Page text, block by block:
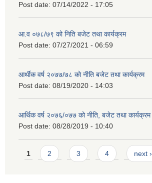
Post date: 07/14/2022 - 17:05
आ.व ०७८/७९ को निति बजेट तथा कार्यक्रम
Post date: 07/27/2021 - 06:59
आर्थीक वर्ष २०७७/७८ को नीति बजेट तथा कार्यक्रम
Post date: 08/19/2020 - 14:03
आर्थिक वर्ष २०७६/०७७ को नीति, बजेट तथा कार्यक्रम
Post date: 08/28/2019 - 10:40
Pages
1 2 3 4 next ›